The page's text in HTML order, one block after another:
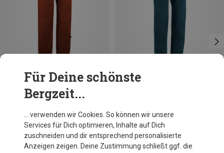
Du sparst 29%
Für Deine schönste
Bergzeit...
… verwenden wir Cookies. So können wir unsere
Services für Dich optimieren, Inhalte auf Dich
zuschneiden und dir entsprechend personalisierte
Anzeigen zeigen. Deine Zustimmung schließt ggf. die